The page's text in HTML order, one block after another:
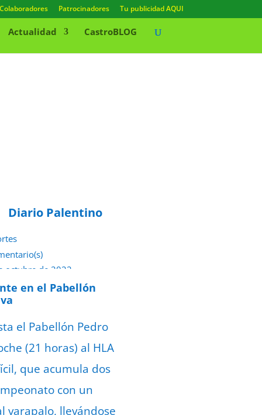
Colaboradores Patrocinadores Tu publicidad AQUI
Actualidad CastroBLOG
Diario Palentino
octubre de 2022
en el Pabellón
el Pabellón Pedro
(21 horas) al HLA
que acumula dos
con un
varapalo, llevándose